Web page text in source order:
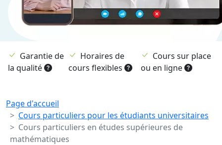
Garantie de
la qualité
Horaires de
cours flexibles
Cours sur place
ou en ligne
Breadcrumb
Page d'accueil
Cours particuliers pour les étudiants universitaires
Cours particuliers en études supérieures de
mathématiques